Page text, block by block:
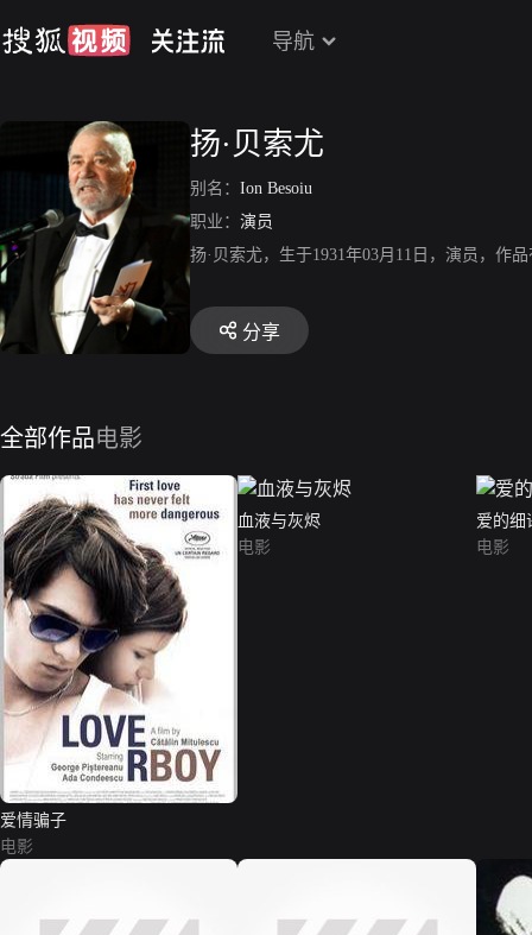
导航
扬·贝索尤
别名： Ion Besoiu
职业： 演员
扬·贝索尤，生于1931年03月11日，演员，作
分享
全部作品电影
爱情骗子
电影
血液与灰烬
电影
爱的细
电影